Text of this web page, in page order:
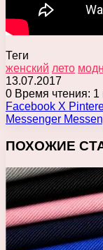
Теги
женский лето
13.07.2017
0 Время чтения: 1
Facebook X
Messenger
ПОХОЖИЕ